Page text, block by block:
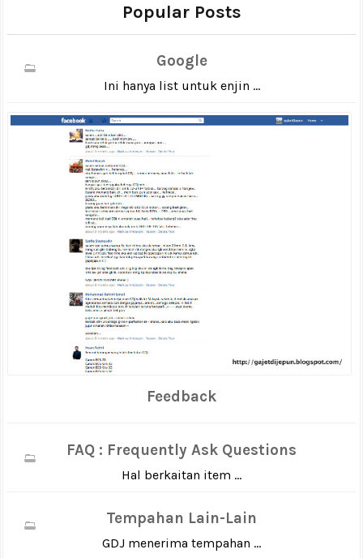
Popular Posts
Google
Ini hanya list untuk enjin ...
Feedback
FAQ : Frequently Ask Questions
Hal berkaitan item ...
Tempahan Lain-Lain
GDJ menerima tempahan ...